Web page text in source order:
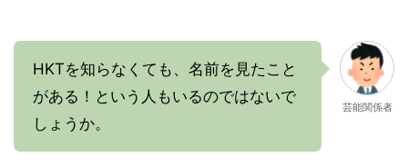
HKTを知らなくても、名前を見たこと
がある！という人もいるのではないで
しょうか。
芸能関係者